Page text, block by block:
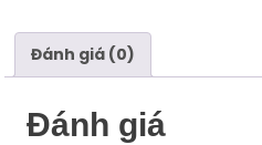
Đánh giá (0)
Đánh giá